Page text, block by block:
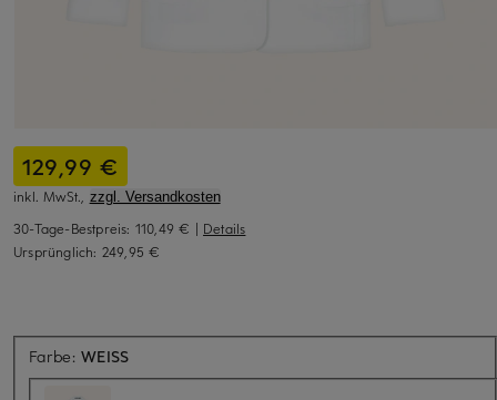
129,99 €
inkl. MwSt., zzgl. Versandkosten
30-Tage-Bestpreis: 110,49 € | Details
Ursprünglich: 249,95 €
Farbe:WEISS